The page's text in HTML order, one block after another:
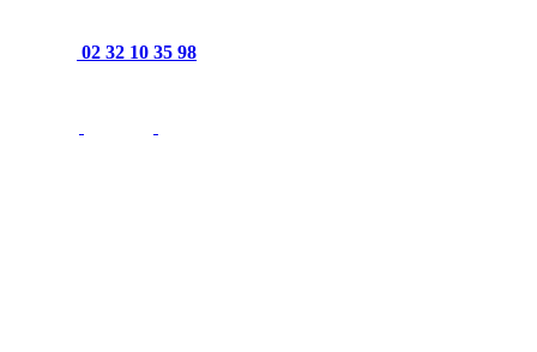
02 32 10 35 98